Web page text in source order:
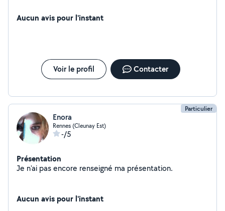
Aucun avis pour l'instant
Voir le profil Contacter
Particulier
Enora
Rennes (Cleunay Est)
-/5
Présentation
Je n'ai pas encore renseigné ma présentation.
Aucun avis pour l'instant